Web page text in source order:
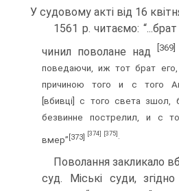
У судовому акті від 16
1561 р. читаємо:
чинил поволане над
[369]
поведаючи, иж тот брат
причиною того и с того
[вбивці] с того света
безвинне пострелил, и с
вмер” [373] [374] [375] .
Поволання закликало
суд. Міські суди,